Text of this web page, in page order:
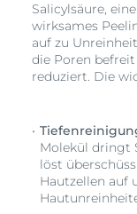
Salicylsäure,
wirksames
auf zu
die Poren
reduziert. Die
Molekül dringt
löst
Hautzellen auf